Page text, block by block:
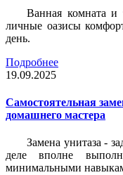
Ванная комната и
личные оазисы
день.
Подробнее
19.09.2025
Самостоятельная
домашнего мастера
Замена унитаза -
деле вполне
минимальными